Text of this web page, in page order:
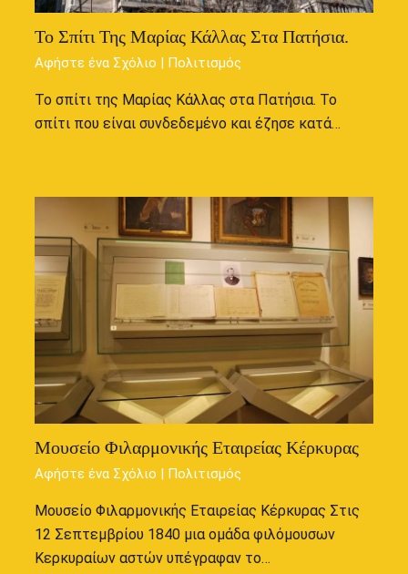
Το Σπίτι Της Μαρίας Κάλλας Στα Πατήσια.
Αφήστε ένα Σχόλιο | Πολιτισμός
Το σπίτι της Μαρίας Κάλλας στα Πατήσια. Το
σπίτι που είναι συνδεδεμένο και έζησε κατά…
Μουσείο Φιλαρμονικής Εταιρείας Κέρκυρας
Αφήστε ένα Σχόλιο | Πολιτισμός
Μουσείο Φιλαρμονικής Εταιρείας Κέρκυρας Στις
12 Σεπτεμβρίου 1840 μια ομάδα φιλόμουσων
Κερκυραίων αστών υπέγραφαν το…